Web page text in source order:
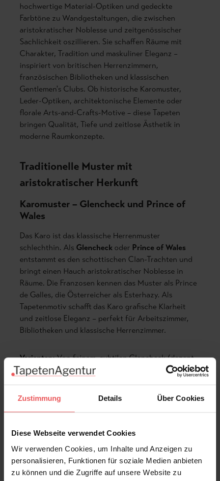
Zustimmung Details Über Cookies
Diese Webseite verwendet Cookies
Wir verwenden Cookies, um Inhalte und Anzeigen zu
personalisieren, Funktionen für soziale Medien anbieten
zu können und die Zugriffe auf unsere Website zu
hochwertige Material-Optiken und gedeckte
Farbtöne zu Wandgestaltungen, die zwischen
aristokratischer Noblesse und zeitgenössischer
Sachlichkeit oszillieren. Sie schaffen Räume mit
Charakter, Tradition und maskuliner Eleganz –
inspiriert von britischen Herrenzimmern,
französischen Bibliotheken und klassischen
Gentlemen's Clubs. Ob historische Karomuster,
Leder-Optiken, architektonische Elemente oder
florale Arts-and-Crafts-Motive – diese Tapeten
bringen Qualität, Tiefe und zeitlose Ästhetik in
moderne Raumkonzepte.
Traditionelle Muster mit
aristokratischer Herkunft
Karomuster – Glencheck und Prince of
Wales
Das Karo ist das klassische Herrenmuster
schlechthin. Als Glencheck oder Prince of Wales
entstammt es den schottischen Clan-Trachten und
bringt einen Hauch aristokratischer Noblesse in
Räume. Die Franzosen kennen das Muster als Prince
de Galles, die Österreicher als Esterhazy. Als
Tapetenmotiv schafft das Karo grafische Klarheit
und zeitlose Eleganz – perfekt für Arbeitszimmer,
Bibliotheken und klassische Herrenzimmer.
Varianten:Von feinem, subtilen Glencheck (dezent,
zurückhaltend) bis zu großflächigem,
setzend, prägnant).
besten alsAkzentwand. Sie setzen einen klaren
Fokus, ohne den Raum zu überladen. Kombinieren
Sie sie mit glatten Leder- oder Holzoberflächen und
vermeiden Sie weitere gemusterte Textilien.